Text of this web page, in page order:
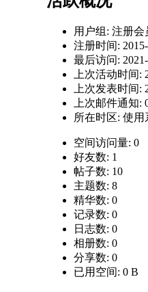
用户组: 注册会
注册时间:
最后访问:
上次活动时间:
上次发表时间:
上次邮件通知:
所在时区: 使用
空间访问量: 0
好友数: 1
帖子数: 10
主题数: 8
精华数: 0
记录数: 0
日志数: 0
相册数: 0
分享数: 0
已用空间: 0 B